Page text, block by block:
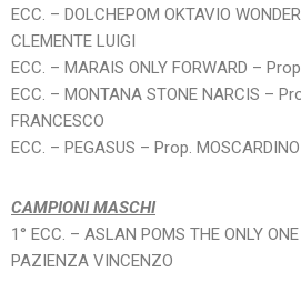
ECC. – DOLCHEPOM OKTAVIO
CLEMENTE LUIGI
ECC. – MARAIS ONLY FORWARD –
ECC. – MONTANA STONE NARCIS –
FRANCESCO
ECC. – PEGASUS – Prop.
CAMPIONI MASCHI
1° ECC. – ASLAN POMS THE ONLY
PAZIENZA VINCENZO